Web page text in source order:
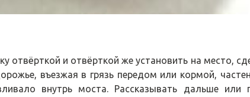
отвёрткой и отвёрткой же установить на место,
въезжая в грязь передом или кормой,
внутрь моста. Рассказывать дальше или